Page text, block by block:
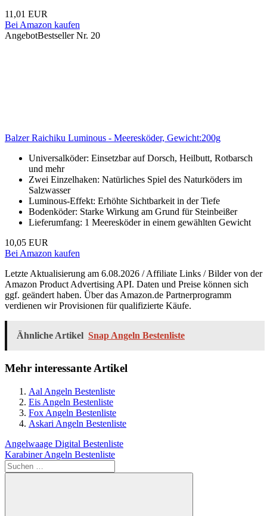
11,01 EUR
Bei Amazon kaufen
AngebotBestseller Nr. 20
Balzer Raichiku Luminous - Meeresköder, Gewicht:200g
Universalköder: Einsetzbar auf Dorsch, Heilbutt, Rotbarsch
und mehr
Zwei Einzelhaken: Natürliches Spiel des Naturköders im
Salzwasser
Luminous-Effekt: Erhöhte Sichtbarkeit in der Tiefe
Bodenköder: Starke Wirkung am Grund für Steinbeißer
Lieferumfang: 1 Meeresköder in einem gewählten Gewicht
10,05 EUR
Bei Amazon kaufen
Letzte Aktualisierung am 6.08.2026 / Affiliate Links / Bilder von der
Amazon Product Advertising API. Daten und Preise können sich
ggf. geändert haben. Über das Amazon.de Partnerprogramm
verdienen wir Provisionen für qualifizierte Käufe.
Ähnliche Artikel Snap Angeln Bestenliste
Mehr interessante Artikel
Aal Angeln Bestenliste
Eis Angeln Bestenliste
Fox Angeln Bestenliste
Askari Angeln Bestenliste
Beitragsnavigation
Vorheriger
Beitrag:
Angelwaage Digital Bestenliste
Nächster
Beitrag:
Karabiner Angeln Bestenliste
Suchen
nach: